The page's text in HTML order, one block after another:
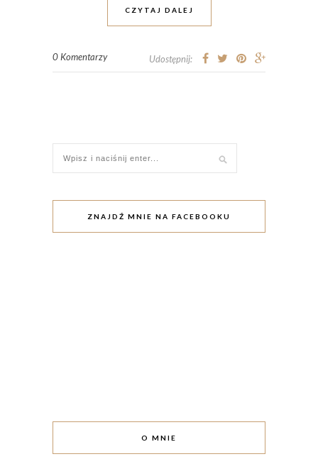
CZYTAJ DALEJ
0 Komentarzy Udostępnij:
ZNAJDŹ MNIE NA FACEBOOKU
O MNIE